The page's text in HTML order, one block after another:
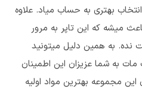
بهتری به حساب میاد. علاوه
میشه که این تاپر به مرور
به همین دلیل میتونید
به شما عزیزان این اطمینان
مجموعه بهترین مواد اولیه